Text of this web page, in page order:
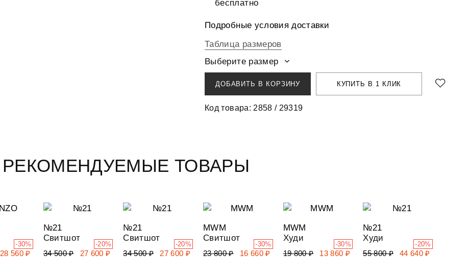
бесплатно
Подробные условия доставки
Таблица размеров
Выберите размер
ДОБАВИТЬ В КОРЗИНУ КУПИТЬ В 1 КЛИК
Код товара: 2858 / 29319
РЕКОМЕНДУЕМЫЕ ТОВАРЫ
28 560 ₽
-30%
№21
Свитшот
34 500 ₽ 27 600 ₽
-20%
№21
Свитшот
34 500 ₽ 27 600 ₽
-20%
MWM
Свитшот
23 800 ₽ 16 660 ₽
-30%
MWM
Худи
19 800 ₽ 13 860 ₽
-30%
№21
Худи
55 800 ₽ 44 640 ₽
-20%